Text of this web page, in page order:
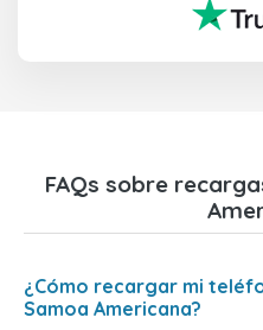
FAQs sobre
¿Cómo recargar mi
Samoa Americana?